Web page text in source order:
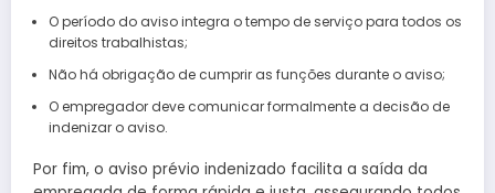
O período do aviso integra o tempo de serviço para todos os
direitos trabalhistas;
Não há obrigação de cumprir as funções durante o aviso;
O empregador deve comunicar formalmente a decisão de
indenizar o aviso.
Por fim, o aviso prévio indenizado facilita a saída da